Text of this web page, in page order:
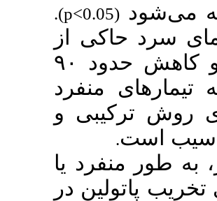
.(p<0.05)
حاکی از
زدایی این دو فناوری و کاهش حدود ۹۰
منفرد
ترکیبی و
است.
منفرد یا
در